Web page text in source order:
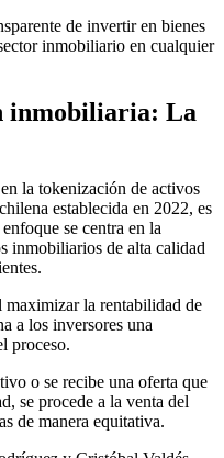
de invertir en bienes
inmobiliario en cualquier
inmobiliaria: La
la tokenización de activos
establecida en 2022, es
se centra en la
inmobiliarios de alta calidad
la rentabilidad de
a los inversores una
proceso.
o se recibe una oferta que
se procede a la venta del
de manera equitativa.